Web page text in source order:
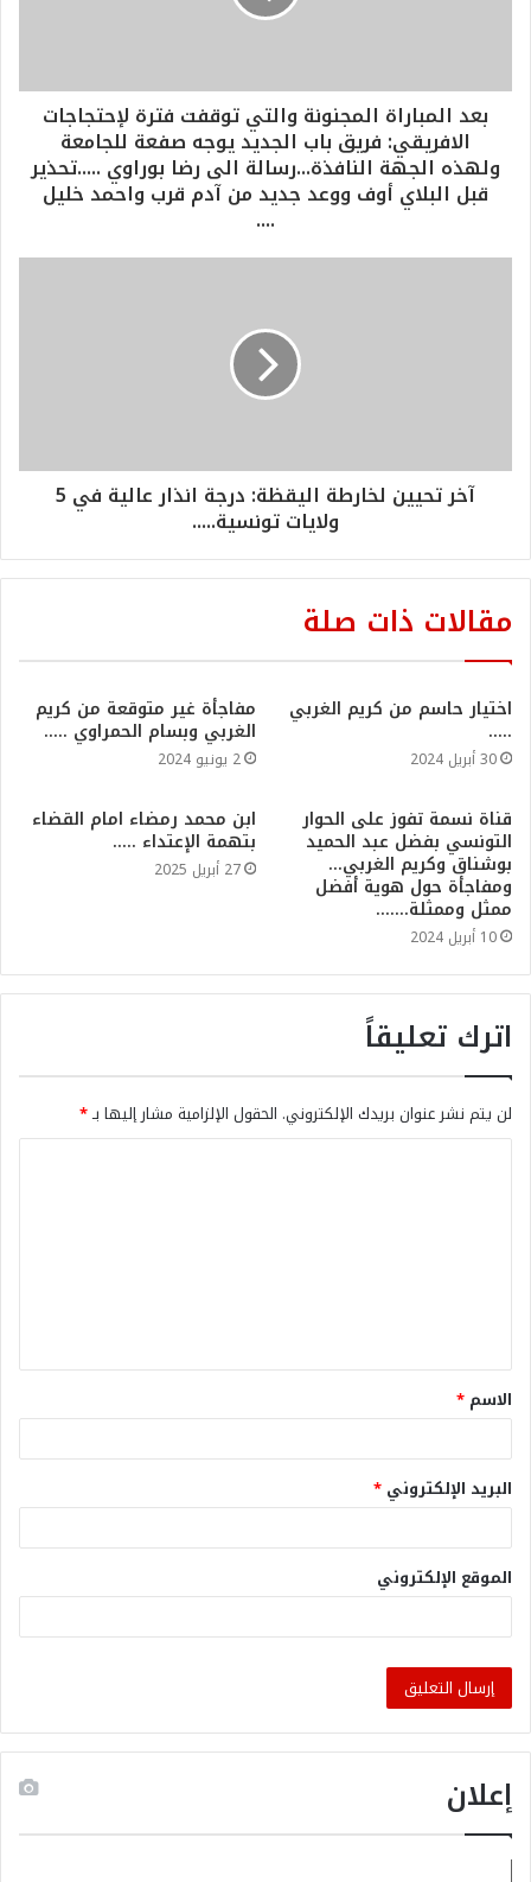
بعد المباراة المجنونة والتي توقفت فترة لإحتجاجات
الافريقي: فريق باب الجديد يوجه صفعة للجامعة
ولهذه الجهة النافذة...رسالة الى رضا بوراوي .....تحذير
قبل البلاي أوف ووعد جديد من آدم قرب واحمد خليل
....
آخر تحيين لخارطة اليقظة: درجة انذار عالية في 5
ولايات تونسية.....
مقالات ذات صلة
اختيار حاسم من كريم الغربي
…..
30 أبريل 2024
مفاجأة غير متوقعة من كريم
الغربي وبسام الحمراوي …..
2 يونيو 2024
قناة نسمة تفوز على الحوار
التونسي بفضل عبد الحميد
بوشناق وكريم الغربي…
ومفاجأة حول هوية أفضل
ممثل وممثلة…….
10 أبريل 2024
ابن محمد رمضاء امام القضاء
بتهمة الإعتداء …..
27 أبريل 2025
اترك تعليقاً
لن يتم نشر عنوان بريدك الإلكتروني. الحقول الإلزامية مشار إليها بـ*
الاسم *
البريد الإلكتروني *
الموقع الإلكتروني
إعلان